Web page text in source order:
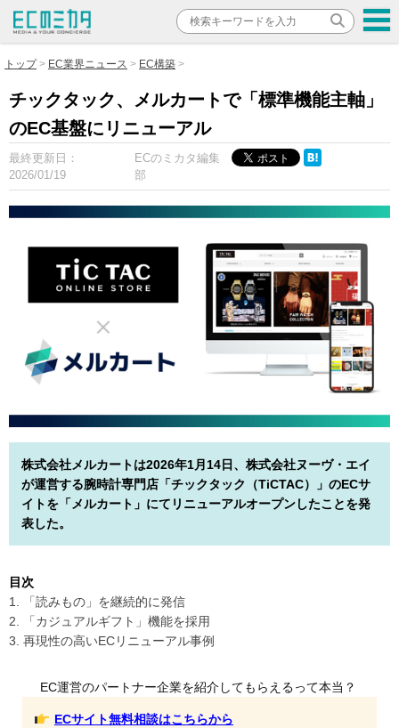
トップ EC業界ニュース EC構築
チックタック、メルカートで「標準機能主軸」
のEC基盤にリニューアル
最終更新日：
2026/01/19
ECのミカタ編集
部
株式会社メルカートは2026年1月14日、株式会社ヌーヴ・エイ
が運営する腕時計専門店「チックタック（TiCTAC）」のECサ
イトを「メルカート」にてリニューアルオープンしたことを発
表した。
目次
1. 「読みもの」を継続的に発信
2. 「カジュアルギフト」機能を採用
3. 再現性の高いECリニューアル事例
EC運営のパートナー企業を紹介してもらえるって本当？
ECサイト無料相談はこちらから